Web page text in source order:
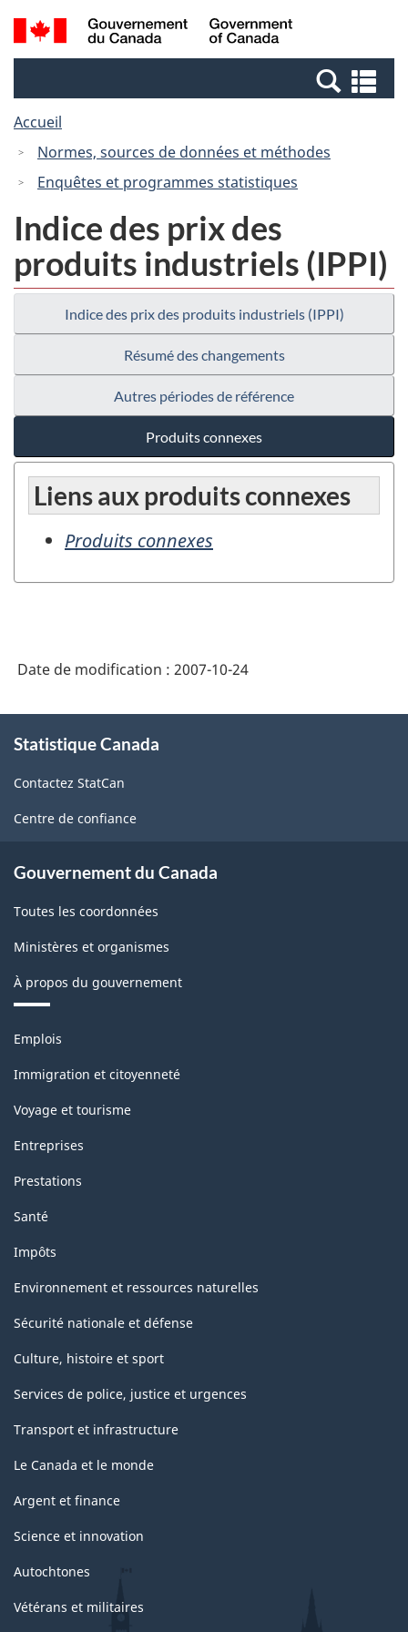
Passer
au
Passer
à
Canada
Recherche
et
et
Accueil
Normes, sources de données et méthodes
Enquêtes et programmes statistiques
Indice des prix des
produits industriels (IPPI)
Indice des prix des produits industriels (IPPI)
Résumé des changements
Autres périodes de référence
Produits connexes
Liens aux produits connexes
Produits connexes
Date de modification : 2007-10-24
propos
ce
site
Statistique Canada
Contactez StatCan
Centre de confiance
Gouvernement du Canada
Toutes les coordonnées
Ministères et organismes
À propos du gouvernement
Thèmes
sujets
Emplois
Immigration et citoyenneté
Voyage et tourisme
Entreprises
Prestations
Santé
Impôts
Environnement et ressources naturelles
Sécurité nationale et défense
Culture, histoire et sport
Services de police, justice et urgences
Transport et infrastructure
Le Canada et le monde
Argent et finance
Science et innovation
Autochtones
Vétérans et militaires